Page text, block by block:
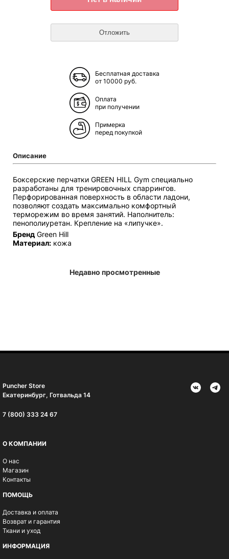
Бесплатная доставка
от 10000 руб.
Оплата
при получении
Примерка
перед покупкой
Описание
Боксерские перчатки GREEN HILL Gym специально
разработаны для тренировочных спаррингов.
Перфорированная поверхность в области ладони,
позволяют создать максимально комфортный
терморежим во время занятий. Наполнитель:
пенополиуретан. Крепление на «липучке».
Бренд Green Hill
Материал: кожа
Недавно просмотренные
Puncher Store
Екатеринбург, Готвальда 14
7 (800) 333 24 67
О КОМПАНИИ
О нас
Магазин
Контакты
ПОМОЩЬ
Доставка и оплата
Возврат и гарантия
Ткани и уход
ИНФОРМАЦИЯ